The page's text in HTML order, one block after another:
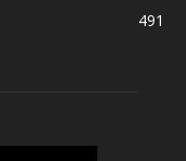
491